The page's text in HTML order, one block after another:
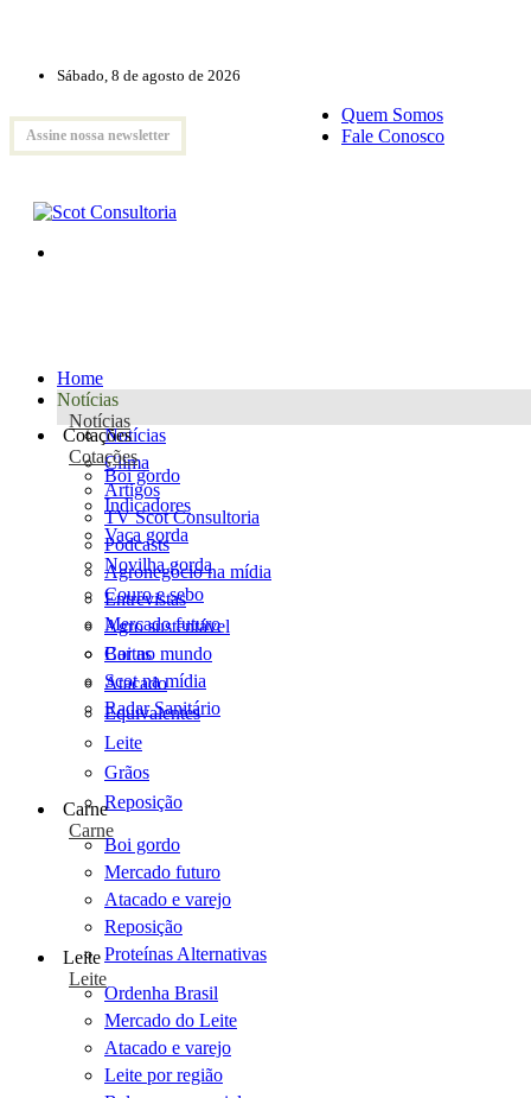
Sábado, 8 de agosto de 2026
Assine nossa newsletter
Quem Somos
Fale Conosco
Home
Notícias
Notícias
Notícias
Clima
Artigos
TV Scot Consultoria
Podcasts
Agronegócio na mídia
Entrevistas
Agro sustentável
Cartas
Scot na mídia
Radar Sanitário
Cotações
Cotações
Boi gordo
Indicadores
Vaca gorda
Novilha gorda
Couro e sebo
Mercado futuro
Boi no mundo
Atacado
Equivalentes
Leite
Grãos
Reposição
Carne
Carne
Boi gordo
Mercado futuro
Atacado e varejo
Reposição
Proteínas Alternativas
Leite
Leite
Ordenha Brasil
Mercado do Leite
Atacado e varejo
Leite por região